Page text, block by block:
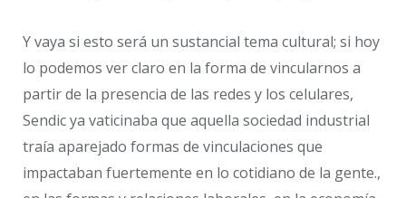
Y vaya si esto será un sustancial tema cultural; si hoy
lo podemos ver claro en la forma de vincularnos a
partir de la presencia de las redes y los celulares,
Sendic ya vaticinaba que aquella sociedad industrial
traía aparejado formas de vinculaciones que
impactaban fuertemente en lo cotidiano de la gente.,